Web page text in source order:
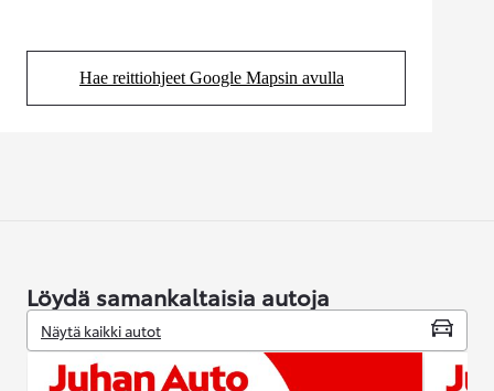
Hae reittiohjeet Google Mapsin avulla
(Aukeaa uudessa välilehdessä)
Löydä samankaltaisia autoja
Näytä kaikki autot